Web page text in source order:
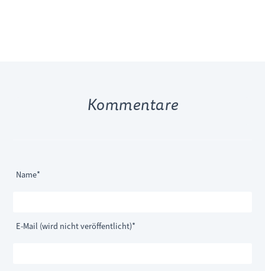
Kommentare
Pflichtfeld
Name*
Pflichtfeld
E-Mail (wird nicht veröffentlicht)*